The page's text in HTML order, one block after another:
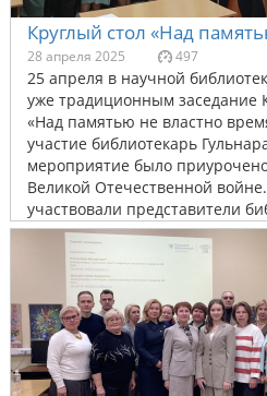
Круглый стол «Над
28 апреля 2025 497
25 апреля в научной
уже традиционным заседание
«Над памятью не властно
участие библиотекарь
мероприятие было
Великой Отечественной
участвовали представители